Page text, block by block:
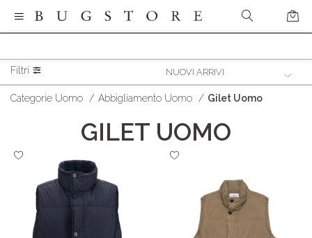
Filtri
Categorie Uomo / Abbigliamento Uomo / Gilet Uomo
GILET UOMO